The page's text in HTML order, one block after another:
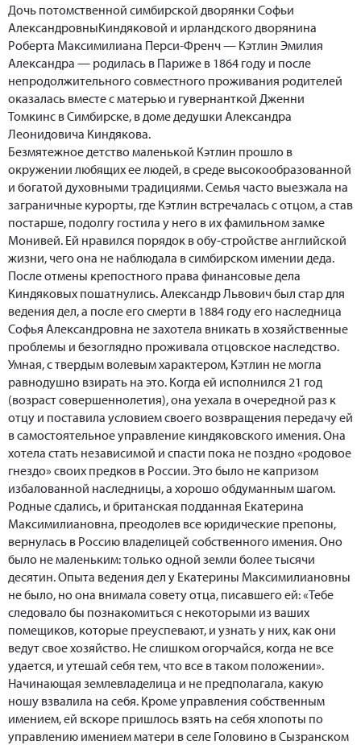
Дочь потомственной симбирской дворянки Софьи
АлександровныКиндяковой и ирландского дворянина
Роберта Максимилиана Перси-Френч — Кэтлин Эмилия
Александра — родилась в Париже в 1864 году и после
непродолжительного совместного проживания родителей
оказалась вместе с матерью и гувернанткой Дженни
Томкинс в Симбирске, в доме дедушки Александра
Леонидовича Киндякова.
Безмятежное детство маленькой Кэтлин прошло в
окружении любящих ее людей, в среде высокообразованной
и богатой духовными традициями. Семья часто выезжала на
заграничные курорты, где Кэтлин встречалась с отцом, а став
постарше, подолгу гостила у него в их фамильном замке
Монивей. Ей нравился порядок в обу-стройстве английской
жизни, чего она не наблюдала в симбирском имении деда.
После отмены крепостного права финансовые дела
Киндяковых пошатнулись. Александр Львович был стар для
ведения дел, а после его смерти в 1884 году его наследница
Софья Александровна не захотела вникать в хозяйственные
проблемы и безоглядно проживала отцовское наследство.
Умная, с твердым волевым характером, Кэтлин не могла
равнодушно взирать на это. Когда ей исполнился 21 год
(возраст совершеннолетия), она уехала в очередной раз к
отцу и поставила условием своего возвращения передачу ей
в самостоятельное управление киндяковского имения. Она
хотела стать независимой и спасти пока не поздно «родовое
гнездо» своих предков в России. Это было не капризом
избалованной наследницы, а хорошо обдуманным шагом.
Родные сдались, и британская подданная Екатерина
Максимилиановна, преодолев все юридические препоны,
вернулась в Россию владелицей собственного имения. Оно
было не маленьким: только одной земли более тысячи
десятин. Опыта ведения дел у Екатерины Максимилиановны
не было, но она внимала совету отца, писавшего ей: «Тебе
следовало бы познакомиться с некоторыми из ваших
помещиков, которые преуспевают, и узнать у них, как они
ведут свое хозяйство. Не слишком огорчайся, когда не все
удается, и утешай себя тем, что все в таком положении».
Начинающая землевладелица и не предполагала, какую
ношу взвалила на себя. Кроме управления собственным
имением, ей вскоре пришлось взять на себя хлопоты по
управлению имением матери в селе Головино в Сызранском